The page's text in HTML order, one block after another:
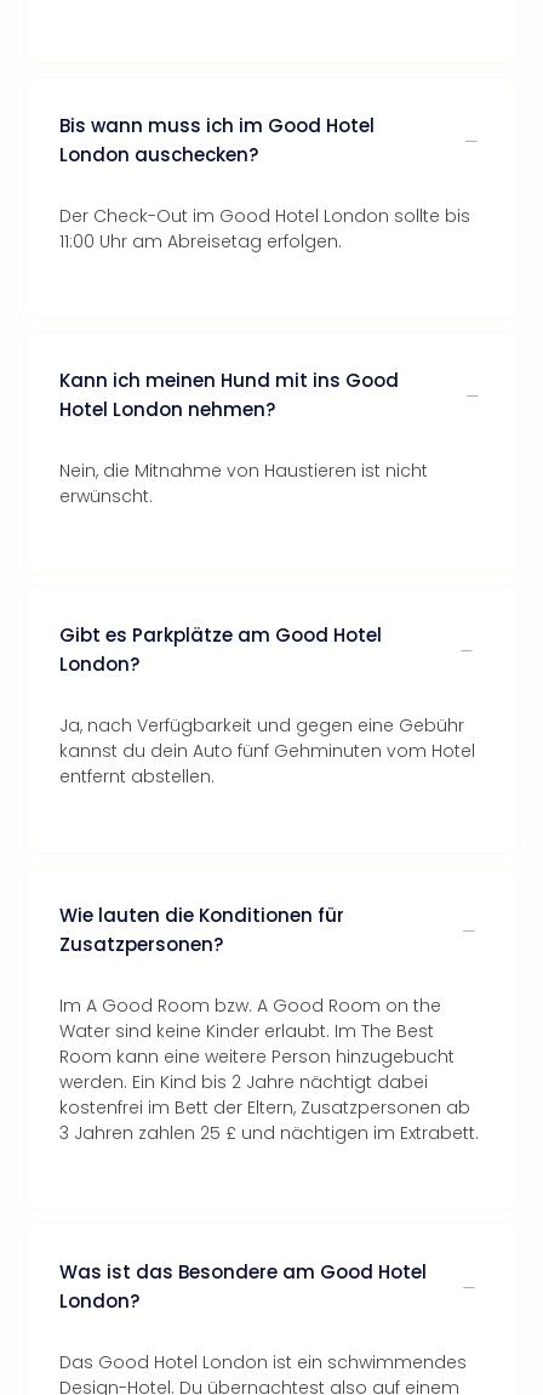
Bis wann muss ich im Good Hotel
London auschecken?
Der Check-Out im Good Hotel London sollte bis
11:00 Uhr am Abreisetag erfolgen.
Kann ich meinen Hund mit ins Good
Hotel London nehmen?
Nein, die Mitnahme von Haustieren ist nicht
erwünscht.
Gibt es Parkplätze am Good Hotel
London?
Ja, nach Verfügbarkeit und gegen eine Gebühr
kannst du dein Auto fünf Gehminuten vom Hotel
entfernt abstellen.
Wie lauten die Konditionen für
Zusatzpersonen?
Im A Good Room bzw. A Good Room on the
Water sind keine Kinder erlaubt. Im The Best
Room kann eine weitere Person hinzugebucht
werden. Ein Kind bis 2 Jahre nächtigt dabei
kostenfrei im Bett der Eltern, Zusatzpersonen ab
3 Jahren zahlen 25 £ und nächtigen im Extrabett.
Was ist das Besondere am Good Hotel
London?
Das Good Hotel London ist ein schwimmendes
Design-Hotel. Du übernachtest also auf einem